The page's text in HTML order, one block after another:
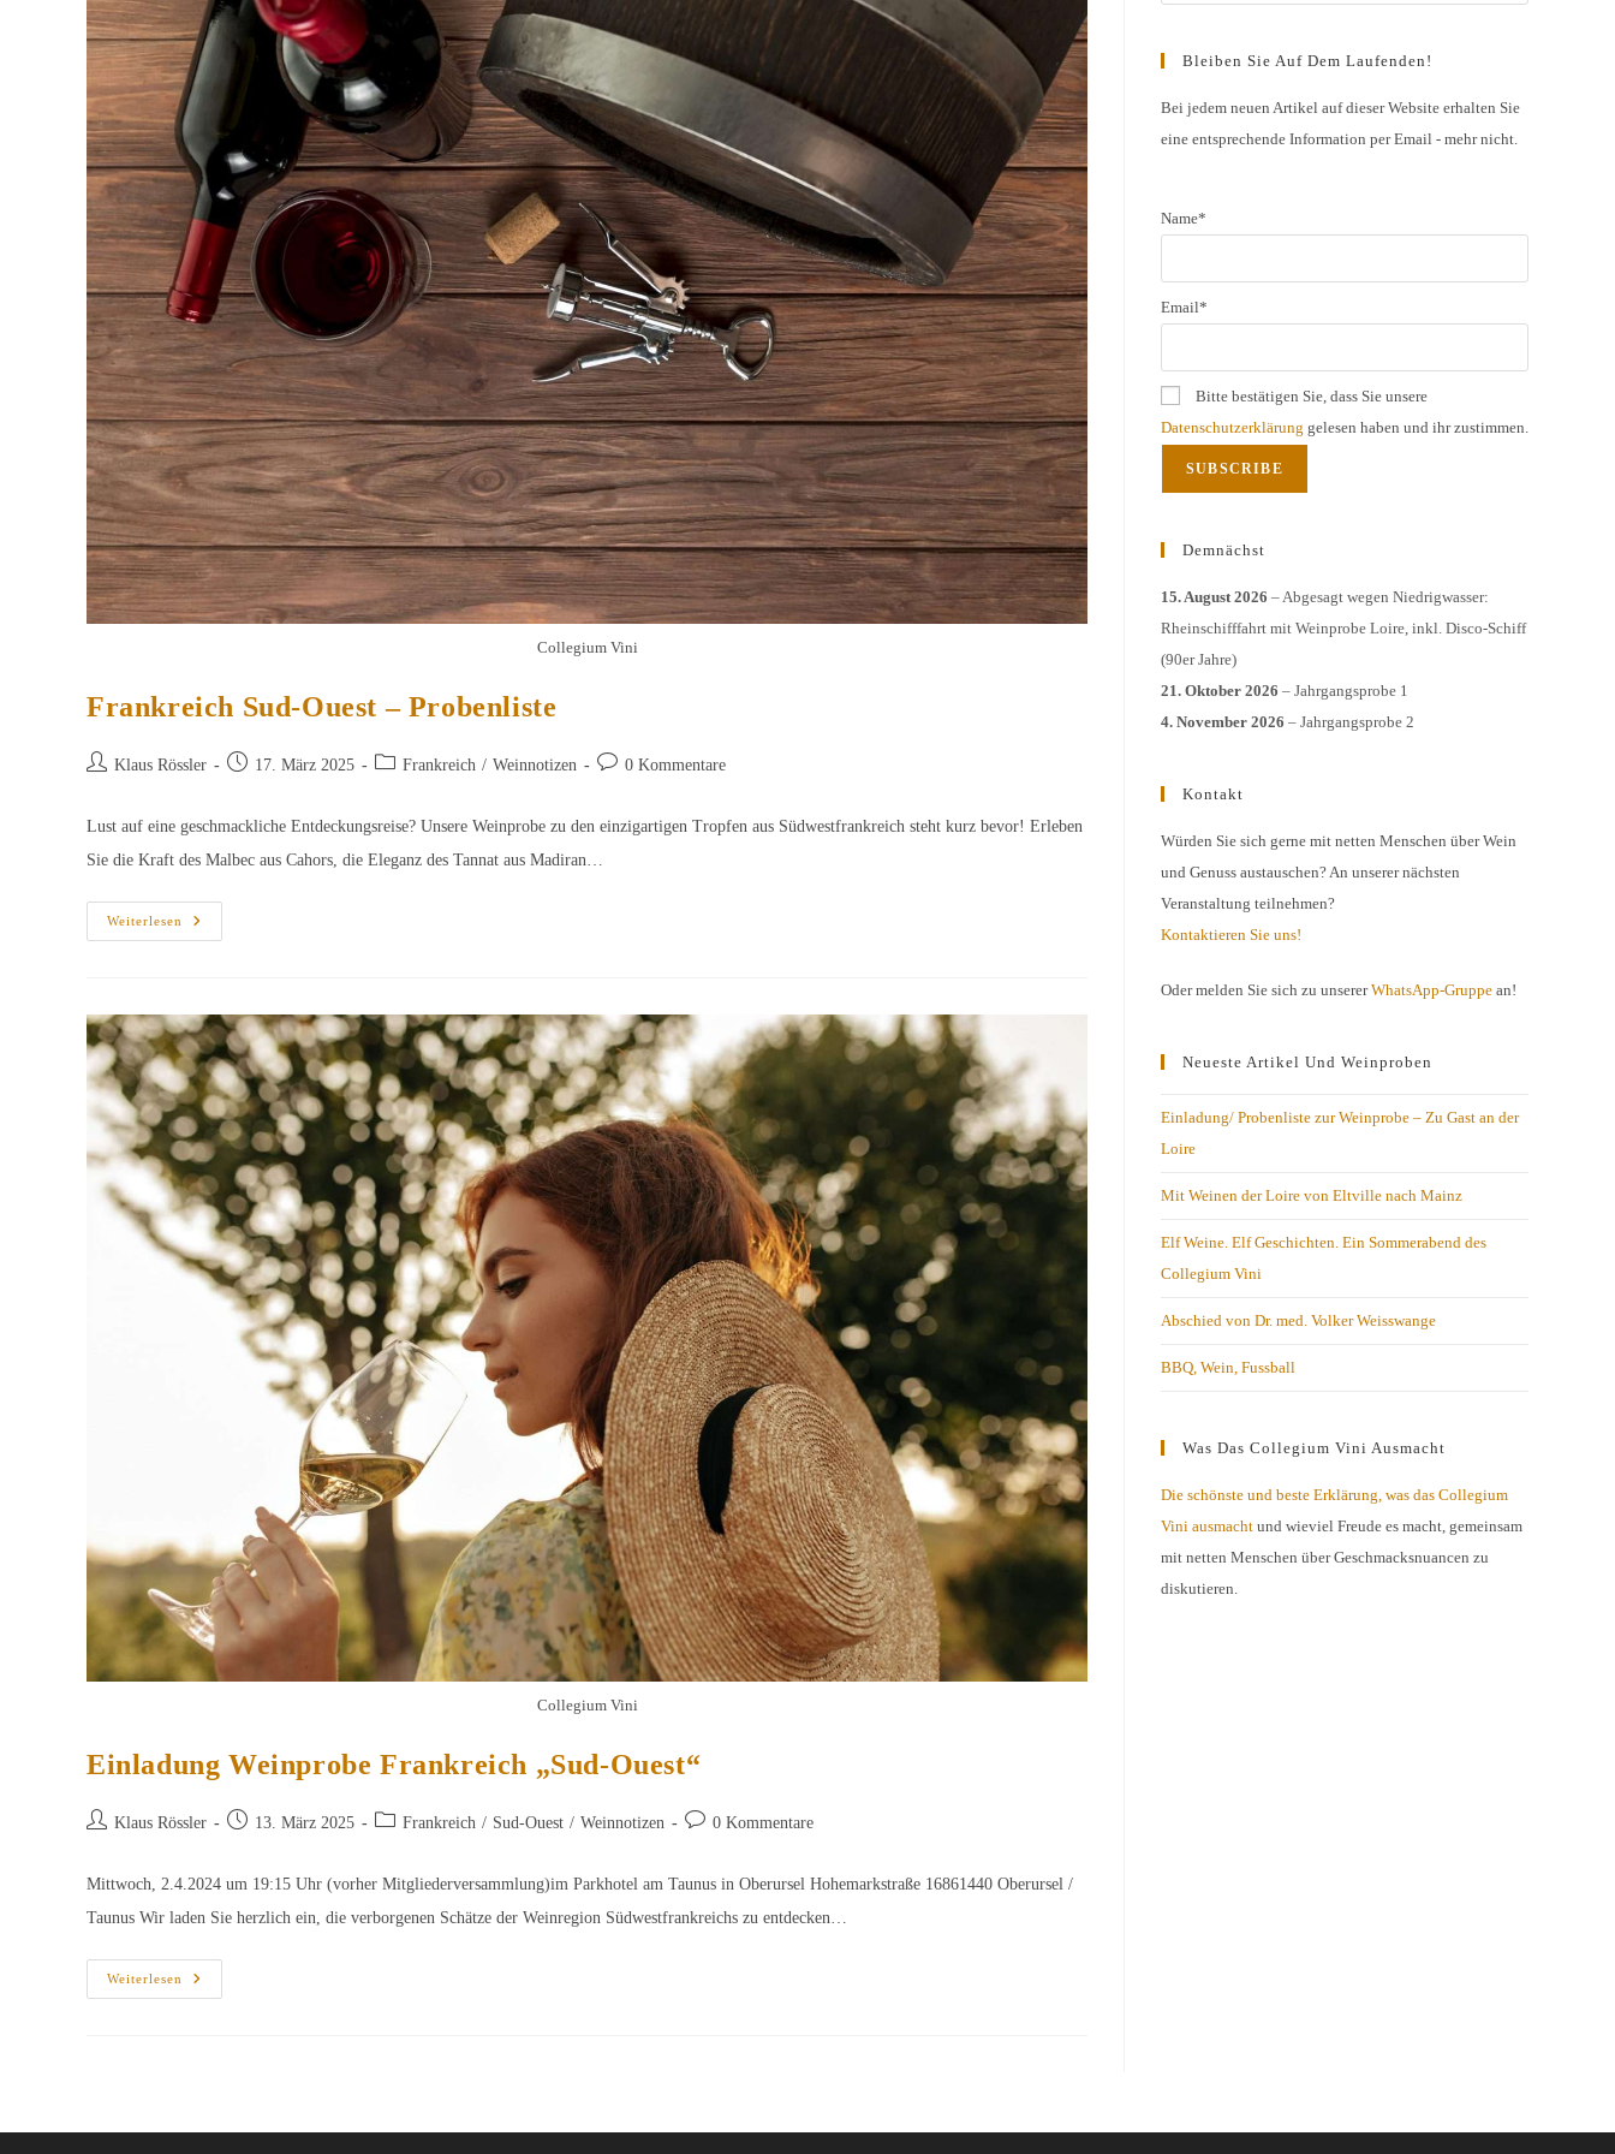
Collegium Vini
Frankreich Sud-Ouest – Probenliste
Beitrags-
Klaus Rössler
Beitrag17. März 2025
Beitrags-
Frankreich / Weinnotizen
Beitrags-0 Kommentare
Lust auf eine geschmackliche Entdeckungsreise? Unsere Weinprobe zu den einzigartigen Tropfen aus Südwestfrankreich steht kurz bevor! Erleben
Sie die Kraft des Malbec aus Cahors, die Eleganz des Tannat aus Madiran…
Weiterlesen
Frankreich
Sud-
Collegium Vini
Einladung Weinprobe Frankreich „Sud-Ouest“
Beitrags-
Klaus Rössler
Beitrag13. März 2025
Beitrags-
Frankreich / Sud-Ouest / Weinnotizen
Beitrags-0 Kommentare
Mittwoch, 2.4.2024 um 19:15 Uhr (vorher Mitgliederversammlung)im Parkhotel am Taunus in Oberursel Hohemarkstraße 16861440 Oberursel /
Taunus Wir laden Sie herzlich ein, die verborgenen Schätze der Weinregion Südwestfrankreichs zu entdecken…
Weiterlesen
Einladung
Weinprobe
Escape
Bleiben Sie Auf Dem Laufenden!
Bei jedem neuen Artikel auf dieser Website erhalten Sie
eine entsprechende Information per Email - mehr nicht.
Name*
Email*
Bitte bestätigen Sie, dass Sie unsere
Datenschutzerklärung gelesen haben und ihr zustimmen.
Demnächst
15. August 2026 – Abgesagt wegen Niedrigwasser:
Rheinschifffahrt mit Weinprobe Loire, inkl. Disco-Schiff
(90er Jahre)
21. Oktober 2026 – Jahrgangsprobe 1
4. November 2026 – Jahrgangsprobe 2
Kontakt
Würden Sie sich gerne mit netten Menschen über Wein
und Genuss austauschen? An unserer nächsten
Veranstaltung teilnehmen?
Kontaktieren Sie uns!
Oder melden Sie sich zu unsererWhatsApp-Gruppe an!
Neueste Artikel Und Weinproben
Einladung/ Probenliste zur Weinprobe – Zu Gast an der
Loire
Mit Weinen der Loire von Eltville nach Mainz
Elf Weine. Elf Geschichten. Ein Sommerabend des
Collegium Vini
Abschied von Dr. med. Volker Weisswange
BBQ, Wein, Fussball
Was Das Collegium Vini Ausmacht
Die schönste und beste Erklärung, was das Collegium
Vini ausmacht und wieviel Freude es macht, gemeinsam
mit netten Menschen über Geschmacksnuancen zu
diskutieren.